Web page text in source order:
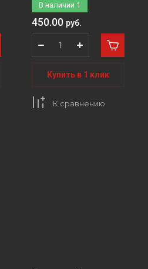
В наличии 1
450.00 руб.
Купить в 1 клик
К сравнению